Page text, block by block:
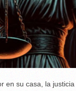
en su casa, la